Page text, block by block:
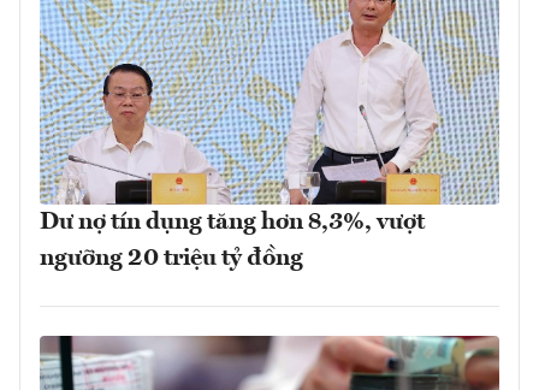
Dư nợ tín dụng tăng hơn 8,3%, vượt
ngưỡng 20 triệu tỷ đồng